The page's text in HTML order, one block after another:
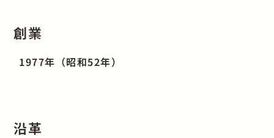
創業
1977年（昭和52年）
沿革